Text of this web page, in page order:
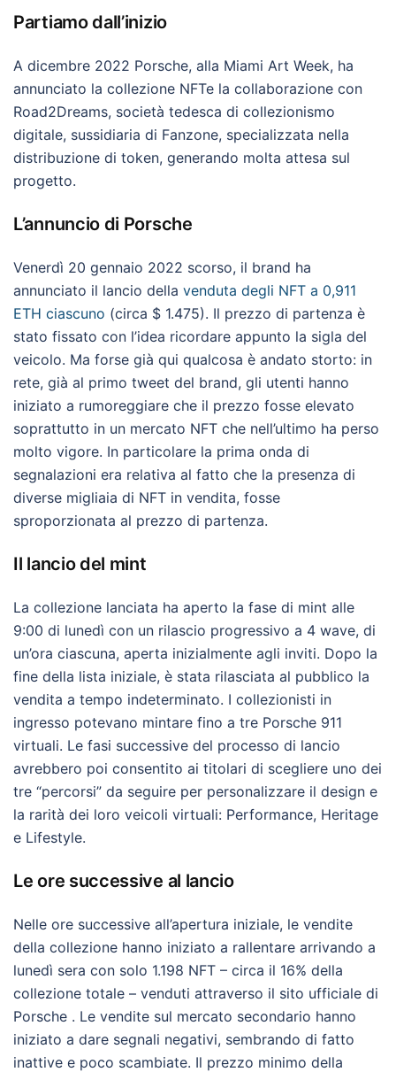
Partiamo dall’inizio
A dicembre 2022 Porsche, alla Miami Art Week, ha
annunciato la collezione NFTe la collaborazione con
Road2Dreams, società tedesca di collezionismo
digitale, sussidiaria di Fanzone, specializzata nella
distribuzione di token, generando molta attesa sul
progetto.
L’annuncio di Porsche
Venerdì 20 gennaio 2022 scorso, il brand ha
annunciato il lancio della venduta degli NFT a 0,911
ETH ciascuno (circa $ 1.475). Il prezzo di partenza è
stato fissato con l’idea ricordare appunto la sigla del
veicolo. Ma forse già qui qualcosa è andato storto: in
rete, già al primo tweet del brand, gli utenti hanno
iniziato a rumoreggiare che il prezzo fosse elevato
soprattutto in un mercato NFT che nell’ultimo ha perso
molto vigore. In particolare la prima onda di
segnalazioni era relativa al fatto che la presenza di
diverse migliaia di NFT in vendita, fosse
sproporzionata al prezzo di partenza.
Il lancio del mint
La collezione lanciata ha aperto la fase di mint alle
9:00 di lunedì con un rilascio progressivo a 4 wave, di
un’ora ciascuna, aperta inizialmente agli inviti. Dopo la
fine della lista iniziale, è stata rilasciata al pubblico la
vendita a tempo indeterminato. I collezionisti in
ingresso potevano mintare fino a tre Porsche 911
virtuali. Le fasi successive del processo di lancio
avrebbero poi consentito ai titolari di scegliere uno dei
tre “percorsi” da seguire per personalizzare il design e
la rarità dei loro veicoli virtuali: Performance, Heritage
e Lifestyle.
Le ore successive al lancio
Nelle ore successive all’apertura iniziale, le vendite
della collezione hanno iniziato a rallentare arrivando a
lunedì sera con solo 1.198 NFT – circa il 16% della
collezione totale – venduti attraverso il sito ufficiale di
Porsche . Le vendite sul mercato secondario hanno
iniziato a dare segnali negativi, sembrando di fatto
inattive e poco scambiate. Il prezzo minimo della